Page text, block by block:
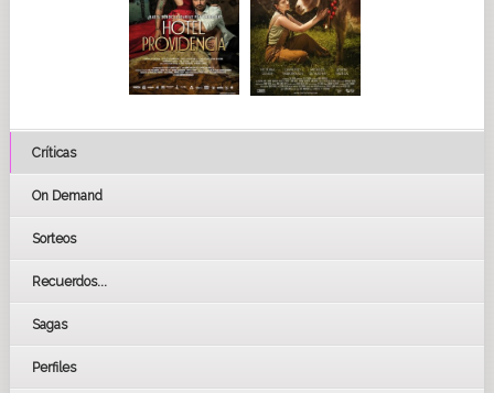
Críticas
On Demand
Sorteos
Recuerdos...
Sagas
Perfiles